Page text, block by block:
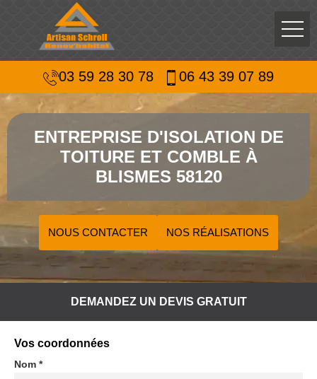
03 59 28 30 78 06 43 39 07 89
ENTREPRISE D'ISOLATION DE
TOITURE ET COMBLE À
BLISMES 58120
NOUS CONTACTER NOS RÉALISATIONS
DEMANDEZ UN DEVIS GRATUIT
Vos coordonnées
Nom *